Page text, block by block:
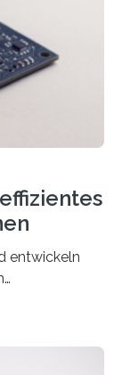
Avatare zu
ganzheitliche
Gestik
entwickeln
Gehirn. Die